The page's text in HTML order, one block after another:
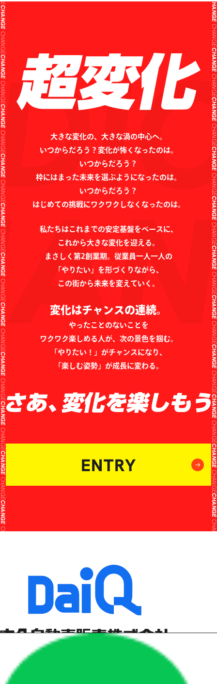
大きな変化の、大きな渦の中心へ。
いつからだろう？変化が怖くなったのは。
いつからだろう？
枠にはまった未来を選ぶようになったのは。
いつからだろう？
はじめての挑戦にワクワクしなくなったのは。
私たちはこれまでの安定基盤をベースに、
これから大きな変化を迎える。
まさしく第2創業期。従業員一人一人の
「やりたい」を形づくりながら、
この街から未来を変えていく。
変化はチャンスの連続。
やったことのないことを
ワクワク楽しめる人が、次の景色を掴む。
「やりたい！」がチャンスになり、
「楽しむ姿勢」が成長に変わる。
ENTRY
CHANGE
CHANGE
CHANGE
CHANGE
CHANGE
CHANGE
CHANGE
CHANGE
CHANGE
CHANGE
CHANGE
CHANGE
CHANGE
CHANGE
CHANGE
CHANGE
CHANGE
CHANGE
CHANGE
CHANGE
CHANGE
CHANGE
CHANGE